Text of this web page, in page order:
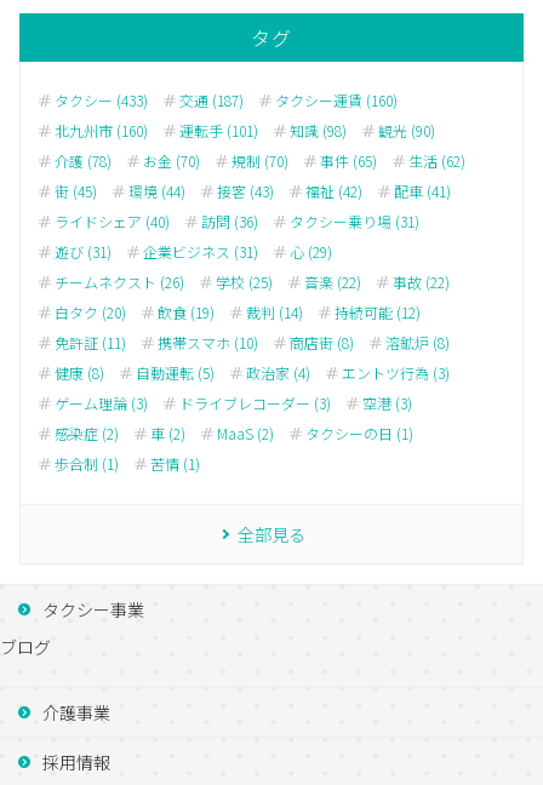
タグ
タクシー (433) 交通 (187)
タクシー運賃 (160)
北九州市 (160)
運転手 (101) 知識 (98)
観光 (90)
介護 (78)
お金 (70) 規制 (70) 事件 (65)
生活 (62)
街 (45)
環境 (44) 接客 (43) 福祉 (42)
配車 (41)
ライドシェア (40)
訪問 (36)
タクシー乗り場 (31)
遊び (31)
企業ビジネス (31)
心 (29)
チームネクスト (26)
学校 (25) 音楽 (22)
事故 (22)
白タク (20)
飲食 (19) 裁判 (14)
持続可能 (12)
免許証 (11)
携帯スマホ (10) 商店街 (8)
溶鉱炉 (8)
健康 (8)
自動運転 (5) 政治家 (4)
エントツ行為 (3)
ゲーム理論 (3)
ドライブレコーダー (3)
空港 (3)
感染症 (2)
車 (2) MaaS (2)
タクシーの日 (1)
歩合制 (1)
苦情 (1)
全部見る
タクシー事業
ブログ
介護事業
採用情報